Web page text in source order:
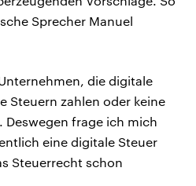
Sprecher Manuel
die digitale
Steuern zahlen oder keine
Deswegen frage ich mich
eine digitale Steuer
Steuerrecht schon